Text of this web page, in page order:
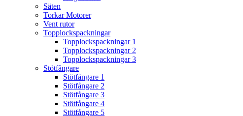
Säten
Torkar Motorer
Vent rutor
Topplockspackningar
Topplockspackningar 1
Topplockspackningar 2
Topplockspackningar 3
Stötfångare
Stötfångare 1
Stötfångare 2
Stötfångare 3
Stötfångare 4
Stötfångare 5